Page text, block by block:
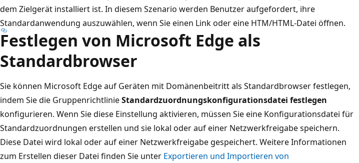
dem Zielgerät installiert ist. In diesem Szenario werden Benutzer aufgefordert, ihre
Standardanwendung auszuwählen, wenn Sie einen Link oder eine HTM/HTML-Datei öffnen.
Festlegen von Microsoft Edge als
Standardbrowser
Sie können Microsoft Edge auf Geräten mit Domänenbeitritt als Standardbrowser festlegen,
indem Sie die GruppenrichtlinieStandardzuordnungskonfigurationsdatei festlegen
konfigurieren. Wenn Sie diese Einstellung aktivieren, müssen Sie eine Konfigurationsdatei für
Standardzuordnungen erstellen und sie lokal oder auf einer Netzwerkfreigabe speichern.
Diese Datei wird lokal oder auf einer Netzwerkfreigabe gespeichert. Weitere Informationen
zum Erstellen dieser Datei finden Sie unter Exportieren und Importieren von